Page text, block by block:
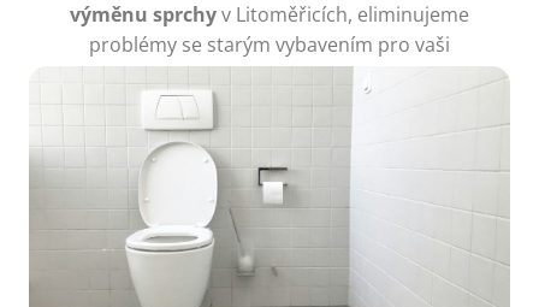
výměnu sprchyv Litoměřicích, eliminujeme
problémy se starým vybavením pro vaši
spokojenost.